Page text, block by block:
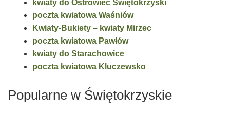
kwiaty do Ostrowiec Świętokrzyski
poczta kwiatowa Waśniów
Kwiaty-Bukiety – kwiaty Mirzec
poczta kwiatowa Pawłów
kwiaty do Starachowice
poczta kwiatowa Kluczewsko
Popularne w Świętokrzyskie